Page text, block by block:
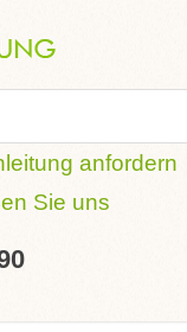
anfordern
Sie uns